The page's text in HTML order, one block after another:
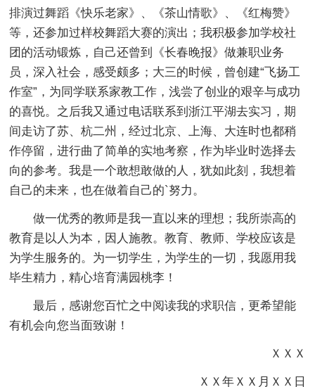
排演过舞蹈《快乐老家》、《茶山情歌》、《红梅赞》
等，还参加过样校舞蹈大赛的演出；我积极参加学校社
团的活动锻炼，自己还曾到《长春晚报》做兼职业务
员，深入社会，感受颇多；大三的时候，曾创建“飞扬工
作室”，为同学联系家教工作，浅尝了创业的艰辛与成功
的喜悦。之后我又通过电话联系到浙江平湖去实习，期
间走访了苏、杭二州，经过北京、上海、大连时也都稍
作停留，进行曲了简单的实地考察，作为毕业时选择去
向的参考。我是一个敢想敢做的人，犹如此刻，我想着
自己的未来，也在做着自己的`努力。
做一优秀的教师是我一直以来的理想；我所崇高的
教育是以人为本，因人施教。教育、教师、学校应该是
为学生服务的。为一切学生，为学生的一切，我愿用我
毕生精力，精心培育满园桃李！
最后，感谢您百忙之中阅读我的求职信，更希望能
有机会向您当面致谢！
ＸＸＸ
ＸＸ年ＸＸ月ＸＸ日